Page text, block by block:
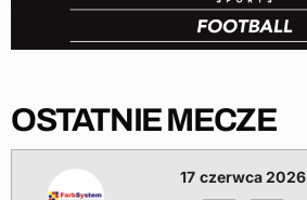
OSTATNIE MECZE
17 czerwca 2026